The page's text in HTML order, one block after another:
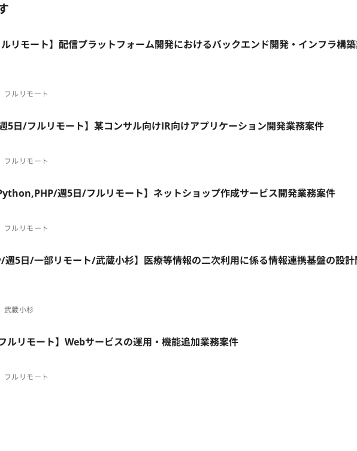
リモート】配信プラットフォーム開発におけるバックエンド開発・インフラ構
フルリモート
5日/フルリモート】某コンサル向けIR向けアプリケーション開発業務案件
フルリモート
週5日/フルリモート】ネットショップ作成サービス開発業務案件
フルリモート
週5日/一部リモート/武蔵小杉】医療等情報の二次利用に係る情報連携基盤の設
武蔵小杉
ルリモート】Webサービスの運用・機能追加業務案件
フルリモート